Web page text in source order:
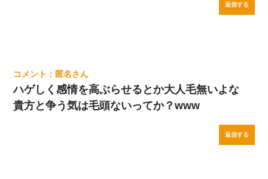
返信する
匿名
ハゲしく感情を高ぶらせるとか大人毛無いよな
貴方と争う気は毛頭ないってか？www
返信する